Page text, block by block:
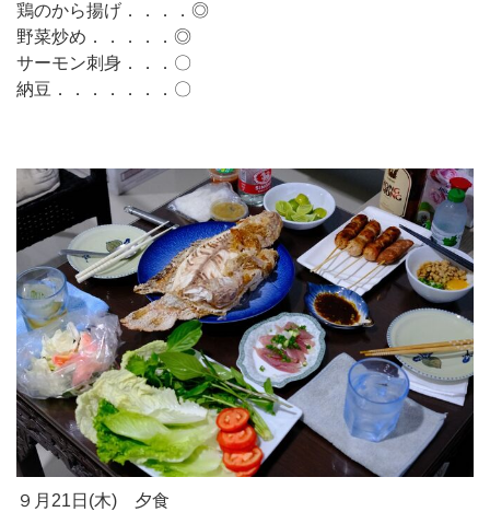
鶏のから揚げ．．．．◎
野菜炒め．．．．．◎
サーモン刺身．．．〇
納豆．．．．．．．〇
９月21日(木) 夕食